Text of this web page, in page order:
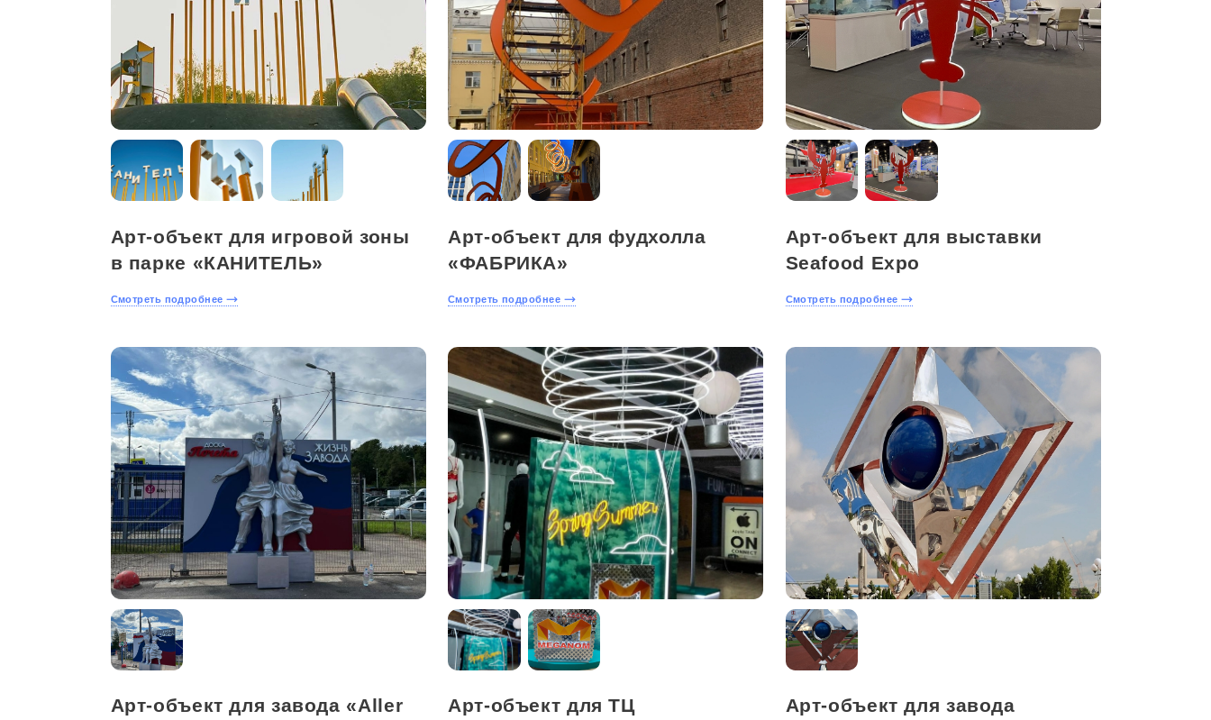
Арт-объект для игровой зоны
в парке «КАНИТЕЛЬ»
Смотреть подробнее
Арт-объект для фудхолла
«ФАБРИКА»
Смотреть подробнее
Арт-объект для выставки
Seafood Expo
Смотреть подробнее
Арт-объект для завода «Aller
Арт-объект для ТЦ
Арт-объект для завода